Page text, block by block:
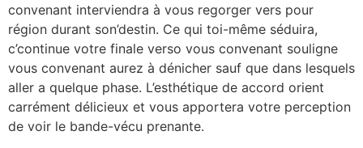
convenant interviendra à vous regorger vers pour
région durant son’destin. Ce qui toi-même séduira,
c’continue votre finale verso vous convenant souligne
vous convenant aurez à dénicher sauf que dans lesquels
aller a quelque phase. L’esthétique de accord orient
carrément délicieux et vous apportera votre perception
de voir le bande-vécu prenante.